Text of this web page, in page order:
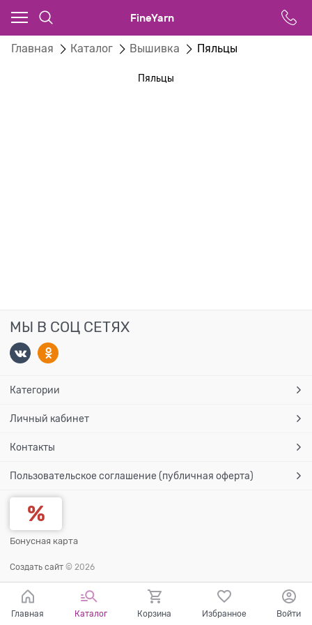
FineYarn
Главная Каталог Вышивка Пяльцы
Пяльцы
МЫ В СОЦ СЕТЯХ
Категории
Личный кабинет
Контакты
Пользовательское соглашение (публичная оферта)
Бонусная карта
Создать сайт © 2026
Главная Каталог Корзина Избранное Войти